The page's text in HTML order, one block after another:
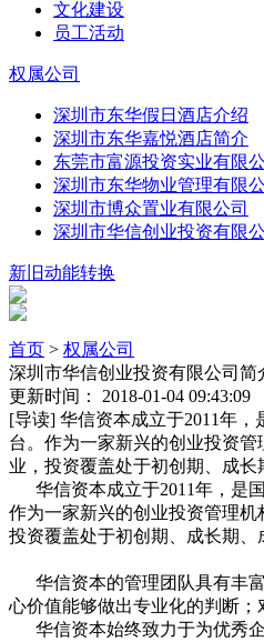
文化建设
员工活动
权属公司
深圳市东华假日酒店介绍
深圳市东华嘉悦酒店简介
东莞市富源投资实业有限
深圳市东华物业管理有限
深圳市博众置业有限公司
深圳市华信创业投资有限
新旧动能转换
首页 > 权属公司
深圳市华信创业投资有限公司简
更新时间： 2018-01-04
[导读] 华信资本成立于2011年
台。作为一家新兴的创业投资
业，投资覆盖处于初创期、成长
华信资本成立于2011年，是
作为一家新兴的创业投资管理
投资覆盖处于初创期、成长期
华信资本的管理团队具有丰
心价值能够做出专业化的判断
华信资本始终致力于为优秀企